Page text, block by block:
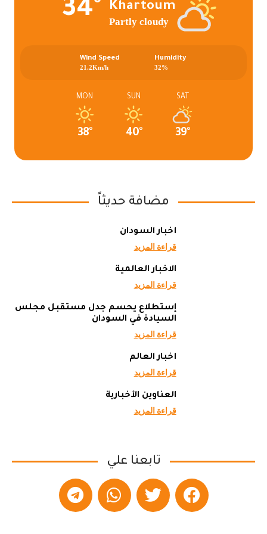
Khartoum
Partly cloudy
34°
Humidity
32%
Wind Speed
21.2Km/h
SAT
39°
SUN
40°
MON
38°
مضافة حديثاً
أخبار السودان
قراءة المزيد
الاخبار العالمية
قراءة المزيد
إستطلاع يحسم جدل مستقبل مجلس
السيادة في السودان
قراءة المزيد
أخبار العالم
قراءة المزيد
العناوين الأخبارية
قراءة المزيد
تابعنا علي